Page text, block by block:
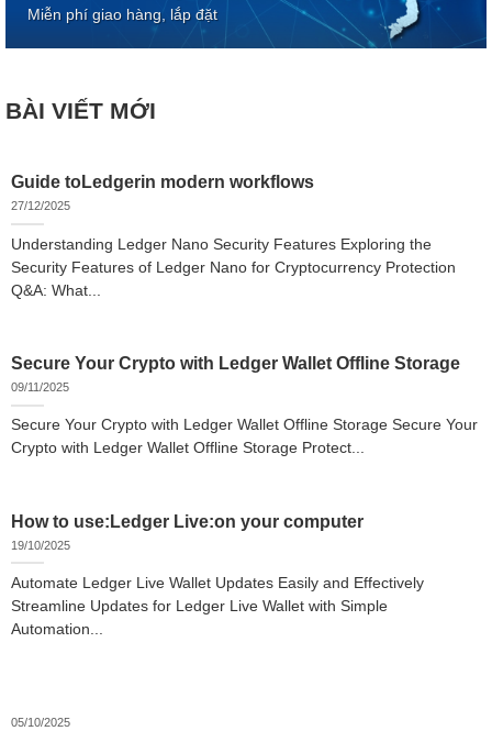
Miễn phí giao hàng, lắp đặt
BÀI VIẾT MỚI
Guide toLedgerin modern workflows
27/12/2025
Understanding Ledger Nano Security Features Exploring the
Security Features of Ledger Nano for Cryptocurrency Protection
Q&A: What...
Secure Your Crypto with Ledger Wallet Offline Storage
09/11/2025
Secure Your Crypto with Ledger Wallet Offline Storage Secure Your
Crypto with Ledger Wallet Offline Storage Protect...
How to use:Ledger Live:on your computer
19/10/2025
Automate Ledger Live Wallet Updates Easily and Effectively
Streamline Updates for Ledger Live Wallet with Simple
Automation...
05/10/2025